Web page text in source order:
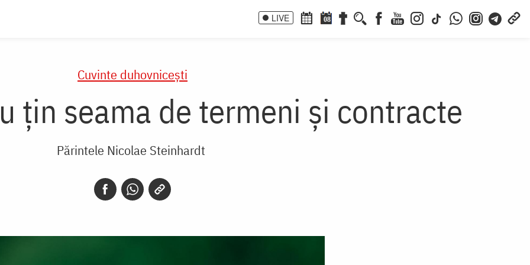
LIVE 08
Cuvinte duhovnicești
țin seama de termeni și contracte
Părintele Nicolae Steinhardt